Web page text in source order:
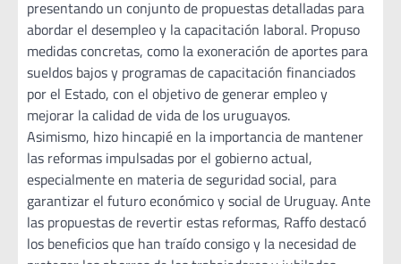
presentando un conjunto de propuestas detalladas para
abordar el desempleo y la capacitación laboral. Propuso
medidas concretas, como la exoneración de aportes para
sueldos bajos y programas de capacitación financiados
por el Estado, con el objetivo de generar empleo y
mejorar la calidad de vida de los uruguayos.
Asimismo, hizo hincapié en la importancia de mantener
las reformas impulsadas por el gobierno actual,
especialmente en materia de seguridad social, para
garantizar el futuro económico y social de Uruguay. Ante
las propuestas de revertir estas reformas, Raffo destacó
los beneficios que han traído consigo y la necesidad de